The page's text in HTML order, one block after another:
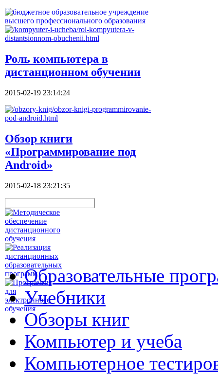
Роль компьютера в
дистанционном обучении
2015-02-19 23:14:24
Обзор книги
«Программирование под
Android»
2015-02-18 23:21:35
Образовательные
Учебники
Обзоры книг
Компьютер и учеба
Компьютерное